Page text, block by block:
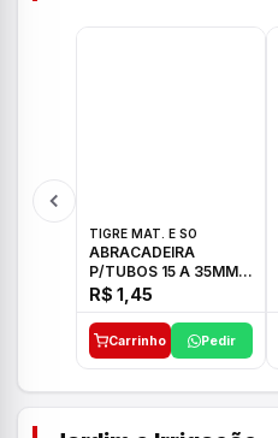
TIGRE MAT. E SO
ABRACADEIRA
P/TUBOS 15 A 35MM
TIGRE
R$ 1,45
Carrinho Pedir